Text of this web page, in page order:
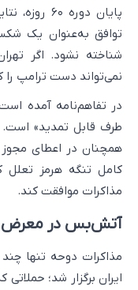
پایان
توافق به‌عنوان یک
شناخته نشود. اگر
نمی‌تواند دست ترامپ را
در تفاهم‌نامه آمده
طرف قابل تمدید» است.
همچنان در اعطای
کامل تنگه هرمز
مذاکرات موافقت کند.
آتش‌بس در معرض
مذاکرات دوحه تنها
ایران برگزار شد؛